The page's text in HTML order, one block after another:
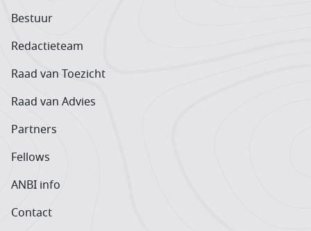
Bestuur
Redactieteam
Raad van Toezicht
Raad van Advies
Partners
Fellows
ANBI info
Contact